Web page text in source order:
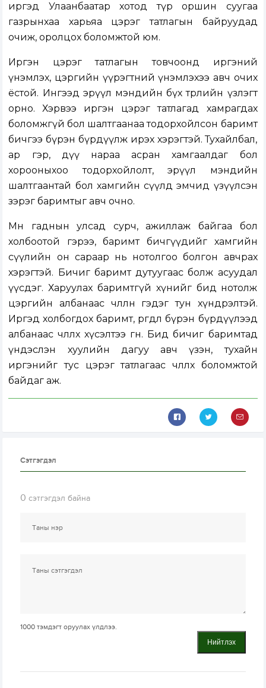
иргэд Улаанбаатар хотод түр оршин суугаа
газрынхаа харьяа цэрэг татлагын байруудад
очиж, оролцох боломжтой юм.
Иргэн цэрэг татлагын товчоонд иргэний
үнэмлэх, цэргийн үүрэгтний үнэмлэхээ авч очих
ёстой. Ингээд эрүүл мэндийн бүх төрлийн үзлэгт
орно. Хэрвээ иргэн цэрэг татлагад хамрагдах
боломжгүй бол шалтгаанаа тодорхойлсон баримт
бичгээ бүрэн бүрдүүлж ирэх хэрэгтэй. Тухайлбал,
ар гэр, дүү нараа асран хамгаалдаг бол
хорооныхоо тодорхойлолт, эрүүл мэндийн
шалтгаантай бол хамгийн сүүлд эмчид үзүүлсэн
зэрэг баримтыг авч очно.
Мөн гаднын улсад сурч, ажиллаж байгаа бол
холбоотой гэрээ, баримт бичгүүдийг хамгийн
сүүлийн он сараар нь нотолгоо болгон авчрах
хэрэгтэй. Бичиг баримт дутуугаас болж асуудал
үүсдэг. Харуулах баримтгүй хүнийг бид нотолж
цэргийн албанаас чөлөөлнө гэдэг тун хүндрэлтэй.
Иргэд холбогдох баримт, өргөдлөө бүрэн бүрдүүлээд
албанаас чөлөөлөх хүсэлтээ өгнө. Бид бичиг баримтад
үндэслэн хуулийн дагуу авч үзэн, тухайн
иргэнийг тус цэрэг татлагаас чөлөөлөх боломжтой
байдаг аж.
Сэтгэгдэл
0 сэтгэгдэл байна
1000 тэмдэгт оруулах үлдлээ.
Нийтлэх